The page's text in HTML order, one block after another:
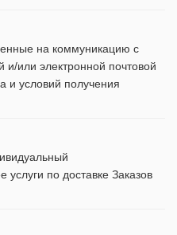
на коммуникацию с
или электронной почтовой
и условий получения
по доставке Заказов